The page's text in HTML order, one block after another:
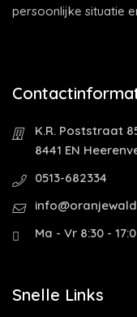
persoonlijke situatie
K.R. Poststraat
8441 EN
0513-682334
Ma - Vr 8:30 -
Snelle Links